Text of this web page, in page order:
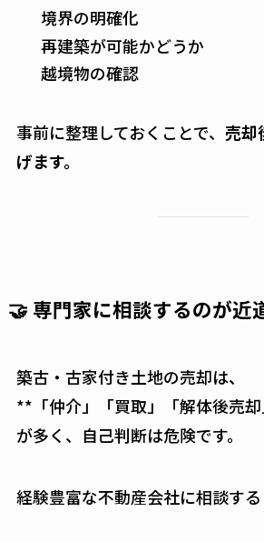
境界の明確化
再建築が可能かどうか
越境物の確認
事前に整理しておくことで、 売却
げます。
🤝 専門家に相談するのが近
築古・古家付き土地の売却は、
**「仲介」「買取」「解体後売
が多く、自己判断は危険です。
経験豊富な不動産会社に相談する